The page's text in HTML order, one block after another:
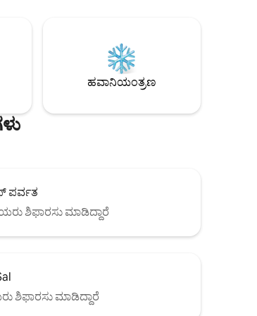
ಹವಾನಿಯಂತ್ರಣ
ಪರ್ವತ
ಶಿಫಾರಸು ಮಾಡಿದ್ದಾರೆ
ಶಿಫಾರಸು ಮಾಡಿದ್ದಾರೆ